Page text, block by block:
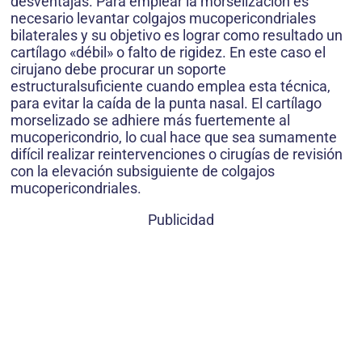
necesario levantar colgajos mucopericondriales
bilaterales y su objetivo es lograr como resultado un
cartílago «débil» o falto de rigidez. En este caso el
cirujano debe procurar un soporte
estructuralsuficiente cuando emplea esta técnica,
para evitar la caída de la punta nasal. El cartílago
morselizado se adhiere más fuertemente al
mucopericondrio, lo cual hace que sea sumamente
difícil realizar reintervenciones o cirugías de revisión
con la elevación subsiguiente de colgajos
mucopericondriales.
Publicidad